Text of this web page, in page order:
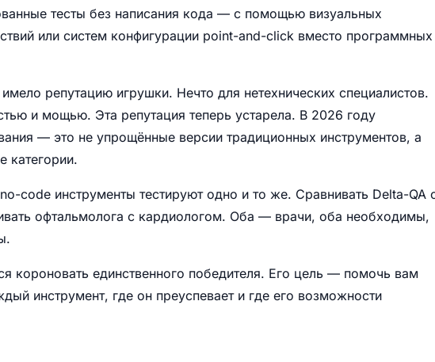
тесты без написания кода — с помощью визуальных
или систем конфигурации point-and-click вместо программных
репутацию игрушки. Нечто для нетехнических специалистов.
и мощью. Эта репутация теперь устарела. В 2026 году
— это не упрощённые версии традиционных инструментов, а
категории.
code инструменты тестируют одно и то же. Сравнивать Delta-QA
офтальмолога с кардиологом. Оба — врачи, оба необходимы,
короновать единственного победителя. Его цель — помочь вам
инструмент, где он преуспевает и где его возможности